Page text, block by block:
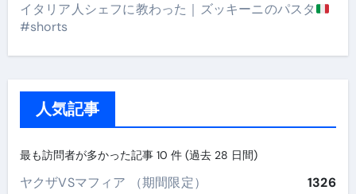
イタリア人シェフに教わった｜ズッキーニのパスタ
#shorts
人気記事
最も訪問者が多かった記事 10 件 (過去 28 日間)
ヤクザVSマフィア （期間限定） 1326